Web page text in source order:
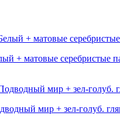
+ матовые серебристые
мир + зел-голуб.